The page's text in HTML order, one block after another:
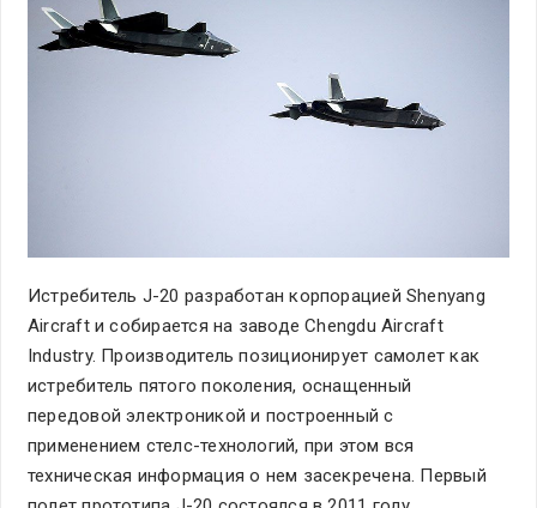
Истребитель J-20 разработан корпорацией Shenyang
Aircraft и собирается на заводе Chengdu Aircraft
Industry. Производитель позиционирует самолет как
истребитель пятого поколения, оснащенный
передовой электроникой и построенный с
применением стелс-технологий, при этом вся
техническая информация о нем засекречена. Первый